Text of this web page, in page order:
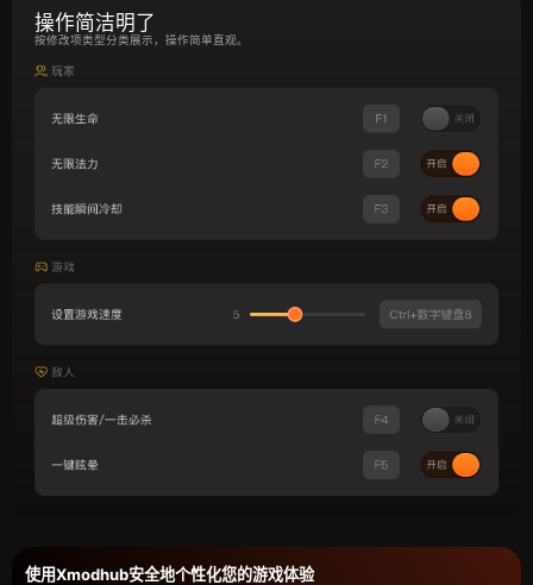
操作简洁明了
按修改项类型分类展示，操作简单直观。
使用Xmodhub安全地个性化您的游戏体验